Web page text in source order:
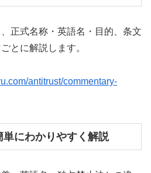
正式名称・英語名・目的、条文
とに解説します。
antitrust/commentary-
にわかりやすく解説